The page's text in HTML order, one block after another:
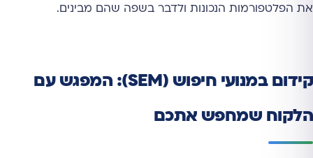
את הפלטפורמות הנכונות ולדבר בשפה שהם מבינים.
קידום במנועי חיפוש (SEM): המפגש עם
הלקוח שמחפש אתכם